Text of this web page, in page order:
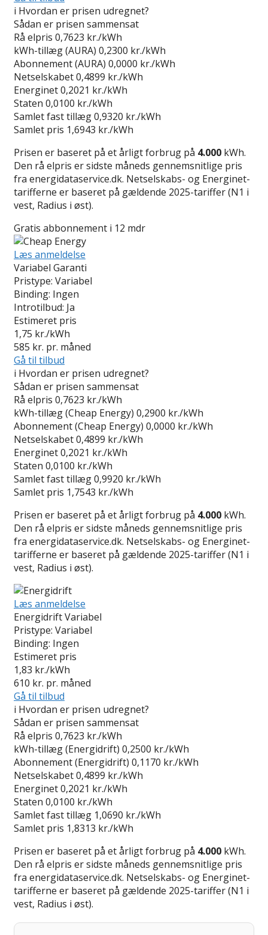
i Hvordan er prisen udregnet?
Sådan er prisen sammensat
Rå elpris 0,7623 kr./kWh
kWh-tillæg (AURA) 0,2300 kr./kWh
Abonnement (AURA) 0,0000 kr./kWh
Netselskabet0,4899 kr./kWh
Energinet0,2021 kr./kWh
Staten 0,0100 kr./kWh
Samlet fast tillæg0,9320 kr./kWh
Samlet pris 1,6943 kr./kWh
Prisen er baseret på et årligt forbrug på 4.000 kWh.
Den rå elpris er sidste måneds gennemsnitlige pris
fra energidataservice.dk. Netselskabs- og Energinet-
tarifferne er baseret på gældende 2025-tariffer (N1 i
vest, Radius i øst).
Gratis abbonnement i 12 mdr
Læs anmeldelse
Variabel Garanti
Pristype: Variabel
Binding: Ingen
Introtilbud: Ja
Estimeret pris
1,75 kr./kWh
585 kr. pr. måned
Gå til tilbud
i Hvordan er prisen udregnet?
Sådan er prisen sammensat
Rå elpris 0,7623 kr./kWh
kWh-tillæg (Cheap Energy) 0,2900 kr./kWh
Abonnement (Cheap Energy) 0,0000 kr./kWh
Netselskabet0,4899 kr./kWh
Energinet0,2021 kr./kWh
Staten 0,0100 kr./kWh
Samlet fast tillæg0,9920 kr./kWh
Samlet pris 1,7543 kr./kWh
Prisen er baseret på et årligt forbrug på 4.000 kWh.
Den rå elpris er sidste måneds gennemsnitlige pris
fra energidataservice.dk. Netselskabs- og Energinet-
tarifferne er baseret på gældende 2025-tariffer (N1 i
vest, Radius i øst).
Læs anmeldelse
Energidrift Variabel
Pristype: Variabel
Binding: Ingen
Estimeret pris
1,83 kr./kWh
610 kr. pr. måned
Gå til tilbud
i Hvordan er prisen udregnet?
Sådan er prisen sammensat
Rå elpris 0,7623 kr./kWh
kWh-tillæg (Energidrift) 0,2500 kr./kWh
Abonnement (Energidrift) 0,1170 kr./kWh
Netselskabet0,4899 kr./kWh
Energinet0,2021 kr./kWh
Staten 0,0100 kr./kWh
Samlet fast tillæg 1,0690 kr./kWh
Samlet pris 1,8313 kr./kWh
Prisen er baseret på et årligt forbrug på 4.000 kWh.
Den rå elpris er sidste måneds gennemsnitlige pris
fra energidataservice.dk. Netselskabs- og Energinet-
tarifferne er baseret på gældende 2025-tariffer (N1 i
vest, Radius i øst).